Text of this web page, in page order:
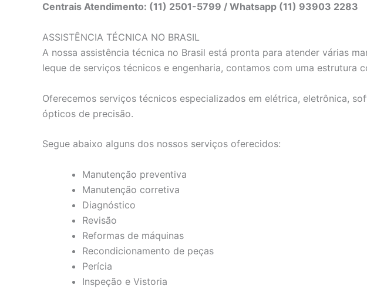
Centrais Atendimento: (11) 2501-5799 / Whatsapp (11) 93903 2283
ASSISTÊNCIA TÉCNICA NO BRASIL
A nossa assistência técnica no Brasil está pronta para atender várias
leque de serviços técnicos e engenharia, contamos com uma
Oferecemos serviços técnicos especializados em elétrica, eletrônica,
ópticos de precisão.
Segue abaixo alguns dos nossos serviços oferecidos:
Manutenção preventiva
Manutenção corretiva
Diagnóstico
Revisão
Reformas de máquinas
Recondicionamento de peças
Perícia
Inspeção e Vistoria